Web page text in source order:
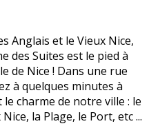
Anglais et le Vieux Nice,
des Suites est le pied à
de Nice ! Dans une rue
à quelques minutes à
charme de notre ville : le
la Plage, le Port, etc ...